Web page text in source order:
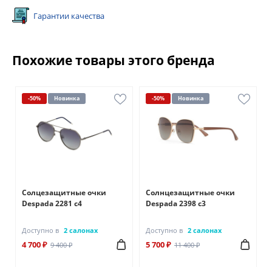
Гарантии качества
Похожие товары этого бренда
-50% Новинка
Солцезащитные очки
Despada 2281 с4
Доступно в 2 салонах
4 700 ₽ 9 400 ₽
-50% Новинка
Солнцезащитные очки
Despada 2398 с3
Доступно в 2 салонах
5 700 ₽ 11 400 ₽